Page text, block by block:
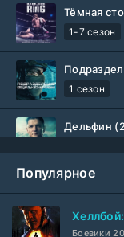
Тёмная
1-7 сезон
1 сезон
Дельфин
Популярное
Боевики